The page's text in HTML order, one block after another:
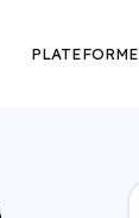
PLATEFORME